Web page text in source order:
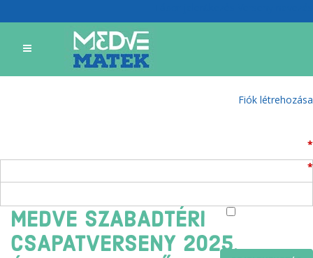
Fiók létrehozása
*
*
MEDVE SZABADTÉRI
CSAPATVERSENY 2025.